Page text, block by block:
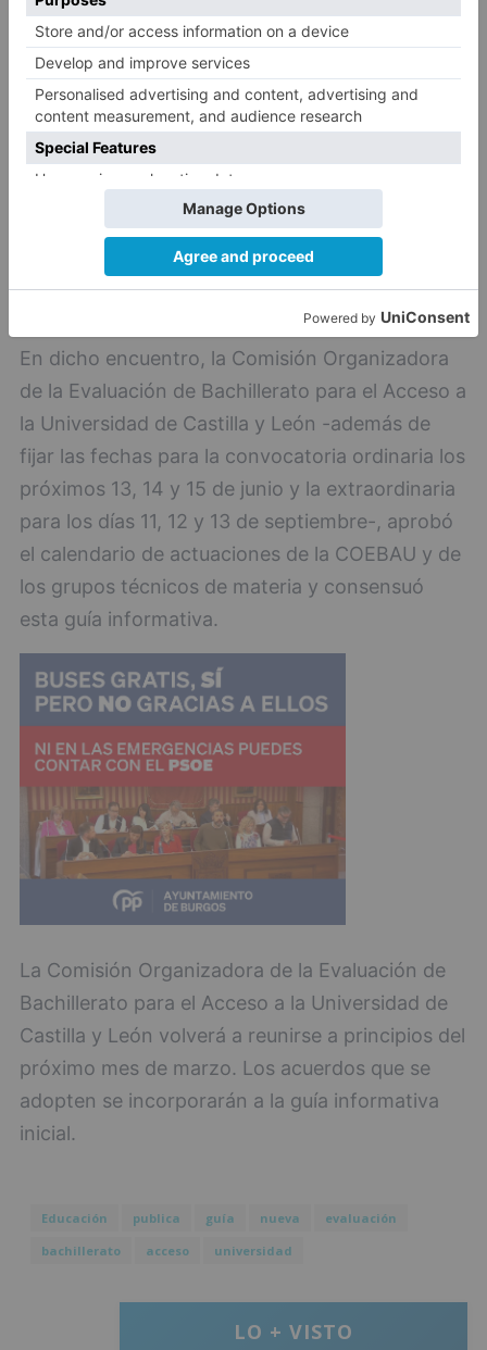
universidad; dos miembros de la Dirección
General de Universidades e Investigación; dos
miembros de la Dirección General de Política
Educativa Escolar; y cuatro inspectores de
educación, uno por cada distrito universitario. A
la reunión de la Comisión se sumaron, además,
dos directores de institutos de Educación
Secundaria de la Comunidad, en calidad de
expertos para el asesoramiento de los temas a
En dicho encuentro, la Comisión Organizadora
de la Evaluación de Bachillerato para el Acceso a
la Universidad de Castilla y León -además de
fijar las fechas para la convocatoria ordinaria los
próximos 13, 14 y 15 de junio y la extraordinaria
para los días 11, 12 y 13 de septiembre-, aprobó
el calendario de actuaciones de la COEBAU y de
los grupos técnicos de materia y consensuó
esta guía informativa.
La Comisión Organizadora de la Evaluación de
Bachillerato para el Acceso a la Universidad de
Castilla y León volverá a reunirse a principios del
próximo mes de marzo. Los acuerdos que se
adopten se incorporarán a la guía informativa
inicial.
Educación publica guía nueva
evaluación
bachillerato
acceso universidad
LO + VISTO